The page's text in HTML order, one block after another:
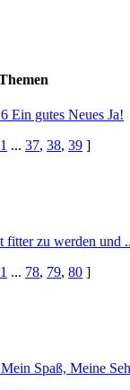
Ein gutes Neues Ja!
1 ... 37, 38, 39 ]
fitter zu werden und
1 ... 78, 79, 80 ]
Spaß, Meine